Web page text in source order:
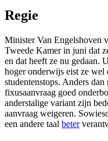
Regie
Minister Van Engelshoven
Tweede Kamer in juni dat
en dat heeft ze nu gedaan.
hoger onderwijs eist ze wel
studentenstops. Anders
fixusaanvraag goed
anderstalige variant zijn
aanvraag weigeren.
een andere taal beter